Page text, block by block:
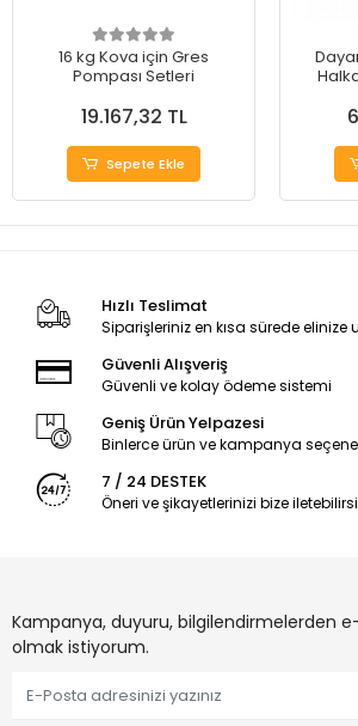
16 kg Kova için Gres
Pompası Setleri
19.167,32 TL
Sepete Ekle
Hızlı Teslimat
Siparişleriniz en kısa sürede elinize
Güvenli Alışveriş
Güvenli ve kolay ödeme sistemi
Geniş Ürün Yelpazesi
Binlerce ürün ve kampanya
7 / 24 DESTEK
Öneri ve şikayetlerinizi bize
Kampanya, duyuru, bilgilendirmelerden
olmak istiyorum.